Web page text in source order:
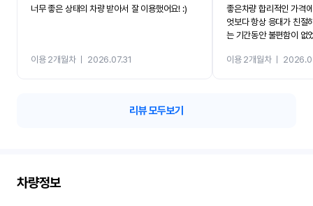
너무 좋은 상태의 차량 받아서 잘 이용했어요! :)
이용 2개월차ㅣ 2026.07.31
좋은차량 합리적인 가격
엇보다 항상 응대가 친절
는 기간동안 불편함이 없
카 렌트 고민없이 강추합
이용 2개월차ㅣ
리뷰 모두보기
차량정보